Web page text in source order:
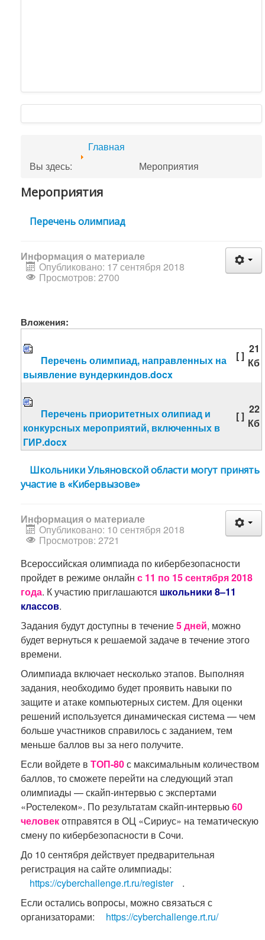
Вы здесь:
Главная
Мероприятия
Мероприятия
Перечень олимпиад
Информация о материале
Опубликовано: 17 сентября 2018
Просмотров: 2700
Вложения:
Перечень олимпиад, направленных на
выявление вундеркиндов.docx
[ ]
21
Кб
Перечень приоритетных олипиад и
конкурсных мероприятий, включенных в
ГИР.docx
[ ]
22
Кб
Школьники Ульяновской области могут принять
участие в «Кибервызове»
Информация о материале
Опубликовано: 10 сентября 2018
Просмотров: 2721
Всероссийская олимпиада по кибербезопасности
пройдет в режиме онлайн с 11 по 15 сентября 2018
года. К участию приглашаются школьники 8–11
классов.
Задания будут доступны в течение5 дней, можно
будет вернуться к решаемой задаче в течение этого
времени.
Олимпиада включает несколько этапов. Выполняя
задания, необходимо будет проявить навыки по
защите и атаке компьютерных систем. Для оценки
решений используется динамическая система — чем
больше участников справилось с заданием, тем
меньше баллов вы за него получите.
Если войдете в ТОП-80с максимальным количеством
баллов, то сможете перейти на следующий этап
олимпиады — скайп-интервью с экспертами
«Ростелеком». По результатам скайп-интервью60
человекотправятся в ОЦ «Сириус» на тематическую
смену по кибербезопасности в Сочи.
До 10 сентября действует предварительная
регистрация на сайте олимпиады:
https://cyberchallenge.rt.ru/register
.
Если остались вопросы, можно связаться с
организаторами:
https://cyberchallenge.rt.ru/